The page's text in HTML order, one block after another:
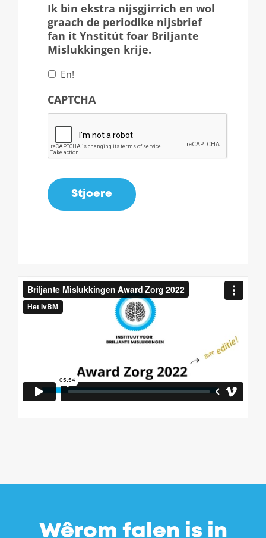
Ik bin ekstra nijsgjirrich en wol
graach de periodike nijsbrief
fan it Ynstitút foar Briljante
Mislukkingen krije.
En!
CAPTCHA
Stjoere
Wêrom falen is in